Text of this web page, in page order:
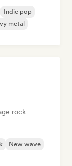
Indie pop
metal
rock
New wave